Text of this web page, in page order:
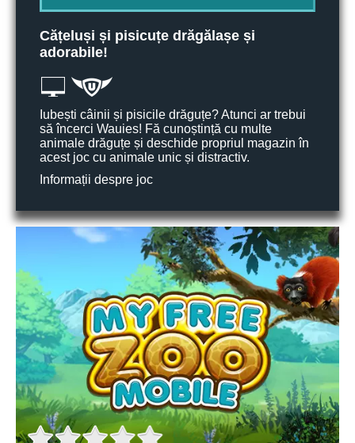
Cățeluși și pisicuțe drăgălașe și
adorabile!
Iubești câinii și pisicile drăguțe? Atunci ar trebui
să încerci Wauies! Fă cunoștință cu multe
animale drăguțe și deschide propriul magazin în
acest joc cu animale unic și distractiv.
Informații despre joc